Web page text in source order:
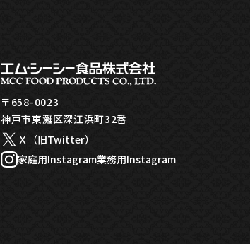
〒658-0023
神戸市東灘区深江浜町32番
Ｘ（旧Twitter）
家庭用Instagram業務用Instagram